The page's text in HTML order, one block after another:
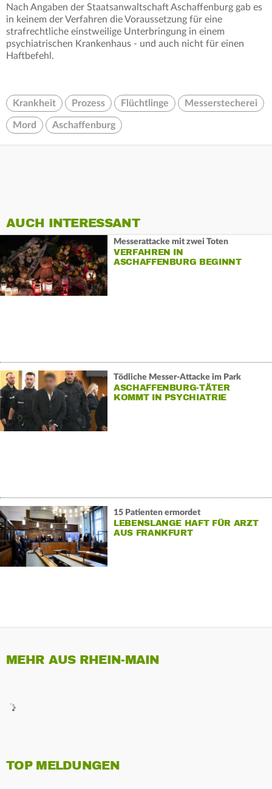
Nach Angaben der Staatsanwaltschaft Aschaffenburg gab es
in keinem der Verfahren die Voraussetzung für eine
strafrechtliche einstweilige Unterbringung in einem
psychiatrischen Krankenhaus - und auch nicht für einen
Haftbefehl.
Krankheit Prozess Flüchtlinge Messerstecherei
Mord Aschaffenburg
AUCH INTERESSANT
Messerattacke mit zwei Toten
VERFAHREN IN
ASCHAFFENBURG BEGINNT
Tödliche Messer-Attacke im Park
ASCHAFFENBURG-TÄTER
KOMMT IN PSYCHIATRIE
15 Patienten ermordet
LEBENSLANGE HAFT FÜR ARZT
AUS FRANKFURT
MEHR AUS RHEIN-MAIN
TOP MELDUNGEN